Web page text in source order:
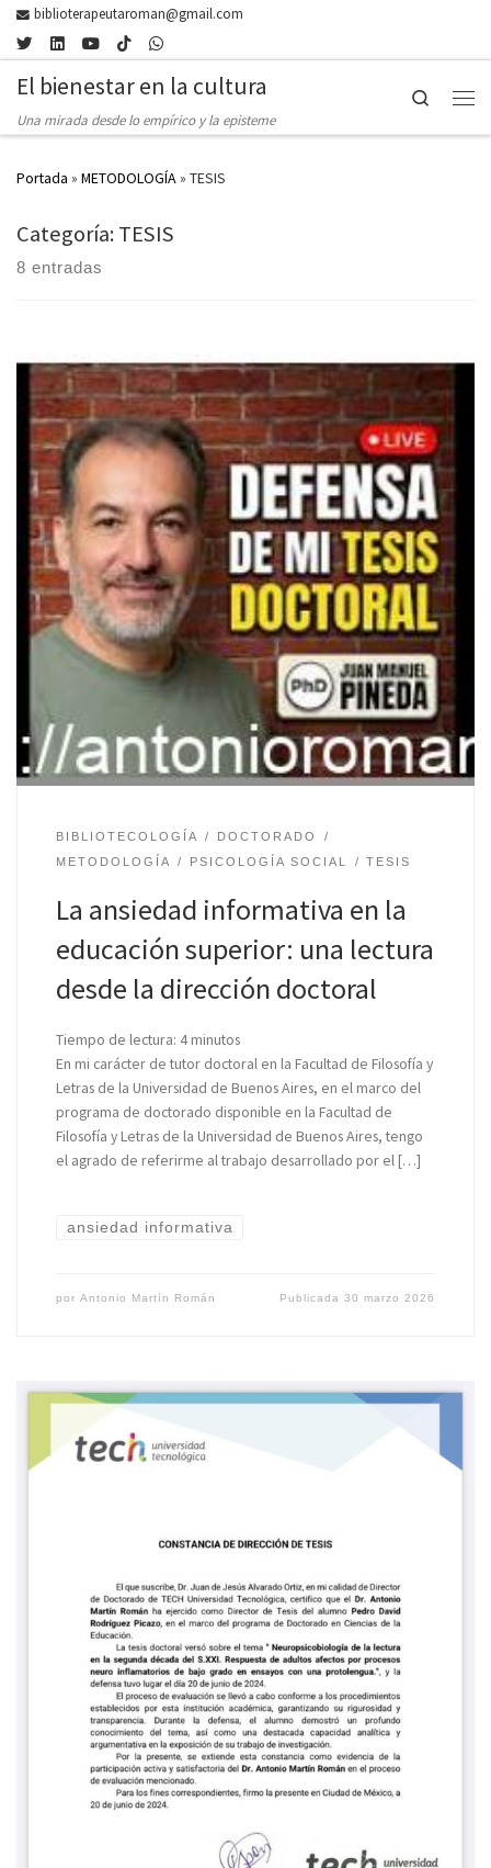
Skip to content
biblioterapeutaroman@gmail.com
El bienestar en la cultura
Una mirada desde lo empírico y la episteme
Search
Portada » METODOLOGÍA » TESIS
Categoría: TESIS
8 entradas
BIBLIOTECOLOGÍA
DOCTORADO
METODOLOGÍA
PSICOLOGÍA SOCIAL TESIS
La ansiedad informativa en la
educación superior: una lectura
desde la dirección doctoral
Tiempo de lectura: 4minutos
En mi carácter de tutor doctoral en la Facultad de Filosofía y
Letras de la Universidad de Buenos Aires, en el marco del
programa de doctorado disponible en la Facultad de
Filosofía y Letras de la Universidad de Buenos Aires, tengo
el agrado de referirme al trabajo desarrollado por el […]
ansiedad informativa
por Antonio Martín Román Publicada30 marzo 2026